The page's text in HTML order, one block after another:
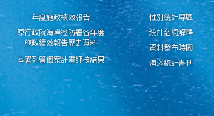
年度施政績效報告
原行政院海岸巡防署各年度
施政績效報告歷史資料
本署列管個案計畫評核結果
性別統計專區
統計名詞解釋
資料發布時間
海巡統計書刊